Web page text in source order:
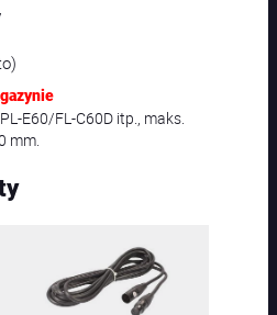
E60/FL-C60D itp., maks.
mm.